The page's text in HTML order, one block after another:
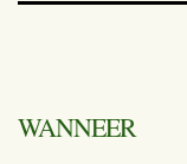
WANNEER